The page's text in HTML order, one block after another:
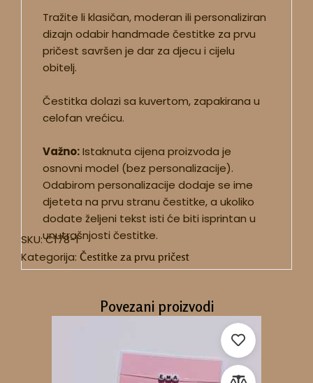
Tražite li klasičan, moderan ili personaliziran
dizajn odabir handmade čestitke za prvu
pričest savršen je dar za djecu i cijelu
obitelj.
Čestitka dolazi sa kuvertom, zapakirana u
celofan vrećicu.
Važno:Istaknuta cijena proizvoda je
osnovni model (bez personalizacije).
Odabirom personalizacije dodaje se ime
djeteta na prvu stranu čestitke, a ukoliko
dodate željeni tekst isti će biti isprintan u
unutrašnjosti čestitke.
SKU:C178-1
Kategorija: Čestitke za prvu pričest
Povezani proizvodi